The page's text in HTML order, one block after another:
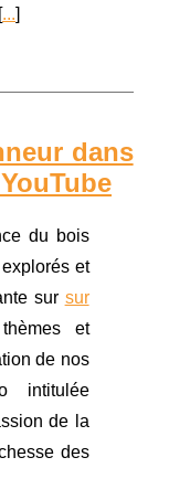
...]
dans
du bois
et
sur sur
et
de nos
intitulée
de la
des